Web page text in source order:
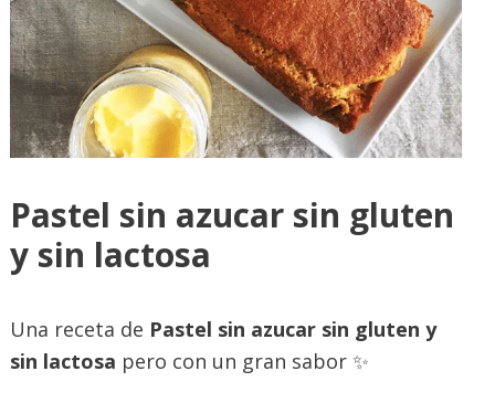
Pastel sin azucar sin gluten
y sin lactosa
Una receta de Pastel sin azucar sin gluten y
sin lactosa pero con un gran sabor ✨️